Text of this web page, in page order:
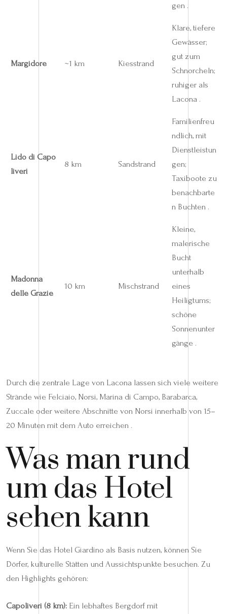
gen .
Margidore ~1 km Kiesstrand
Klare, tiefere
Gewässer;
gut zum
Schnorcheln;
ruhiger als
Lacona .
Lido di Capo
liveri
8 km Sandstrand
Familienfreu
ndlich, mit
Dienstleistun
gen;
Taxiboote zu
benachbarte
n Buchten .
Madonna
delle Grazie
10 km Mischstrand
Kleine,
malerische
Bucht
unterhalb
eines
Heiligtums;
schöne
Sonnenunter
gänge .
Durch die zentrale Lage von Lacona lassen sich viele weitere
Strände wie Felciaio, Norsi, Marina di Campo, Barabarca,
Zuccale oder weitere Abschnitte von Norsi innerhalb von 15–
20 Minuten mit dem Auto erreichen .
Was man rund
um das Hotel
sehen kann
Wenn Sie das Hotel Giardino als Basis nutzen, können Sie
Dörfer, kulturelle Stätten und Aussichtspunkte besuchen. Zu
den Highlights gehören:
Capoliveri (8 km): Ein lebhaftes Bergdorf mit